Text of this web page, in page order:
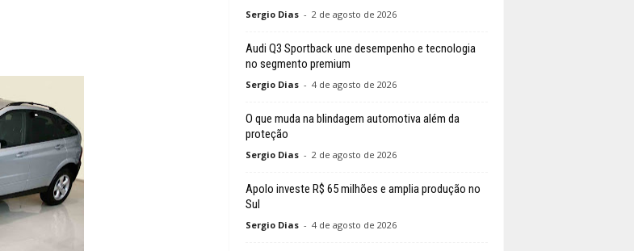
Sergio Dias - 2 de agosto de 2026
Audi Q3 Sportback une desempenho e tecnologia
no segmento premium
Sergio Dias - 4 de agosto de 2026
O que muda na blindagem automotiva além da
proteção
Sergio Dias - 2 de agosto de 2026
Apolo investe R$ 65 milhões e amplia produção no
Sul
Sergio Dias - 4 de agosto de 2026